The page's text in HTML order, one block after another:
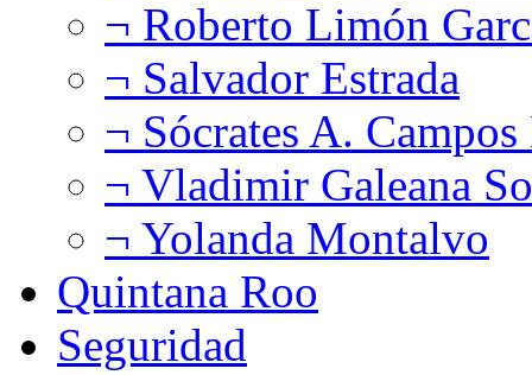
¬ Roberto Limón
¬ Salvador Estrada
¬ Sócrates A.
¬ Vladimir Galeana
¬ Yolanda Montalvo
Quintana Roo
Seguridad